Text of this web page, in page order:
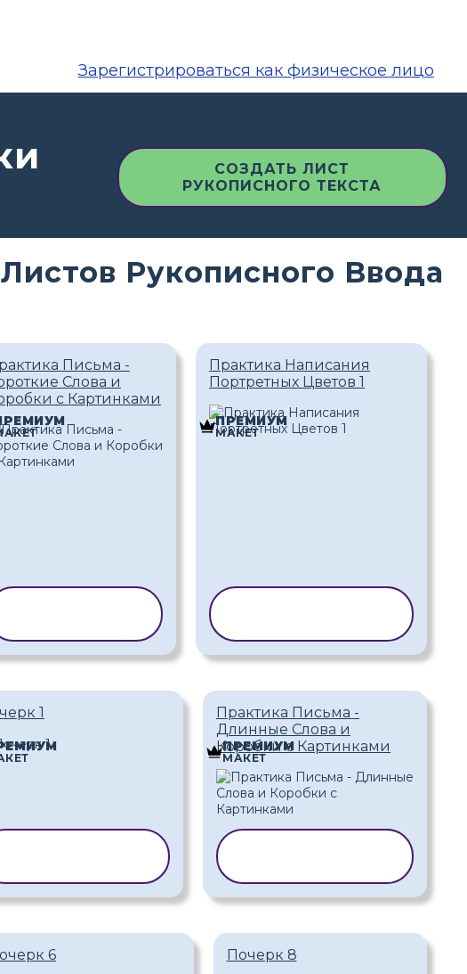
Зарегистрироваться как физическое лицо
СОЗДАТЬ ЛИСТ
РУКОПИСНОГО ТЕКСТА
Рукописного Ввода
Письма -
Слова и
с Картинками
Практика Написания
Портретных Цветов 1
ПРЕМИУМ
МАКЕТ
1
Практика Письма -
Длинные Слова и
Коробки с Картинками
ПРЕМИУМ
МАКЕТ
6 Почерк 8